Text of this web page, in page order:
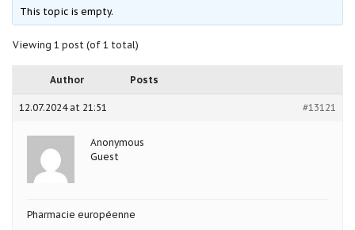
This topic is empty.
Viewing 1 post (of 1 total)
Author Posts
12.07.2024 at 21:51 #13121
Anonymous
Guest
Pharmacie européenne